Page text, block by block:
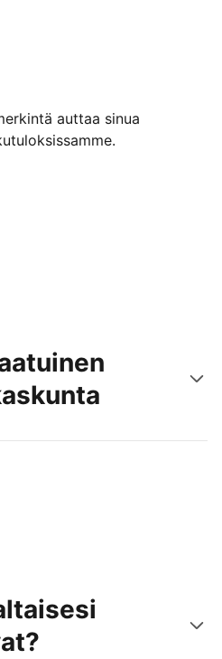
auttaa sinua
jo tänään